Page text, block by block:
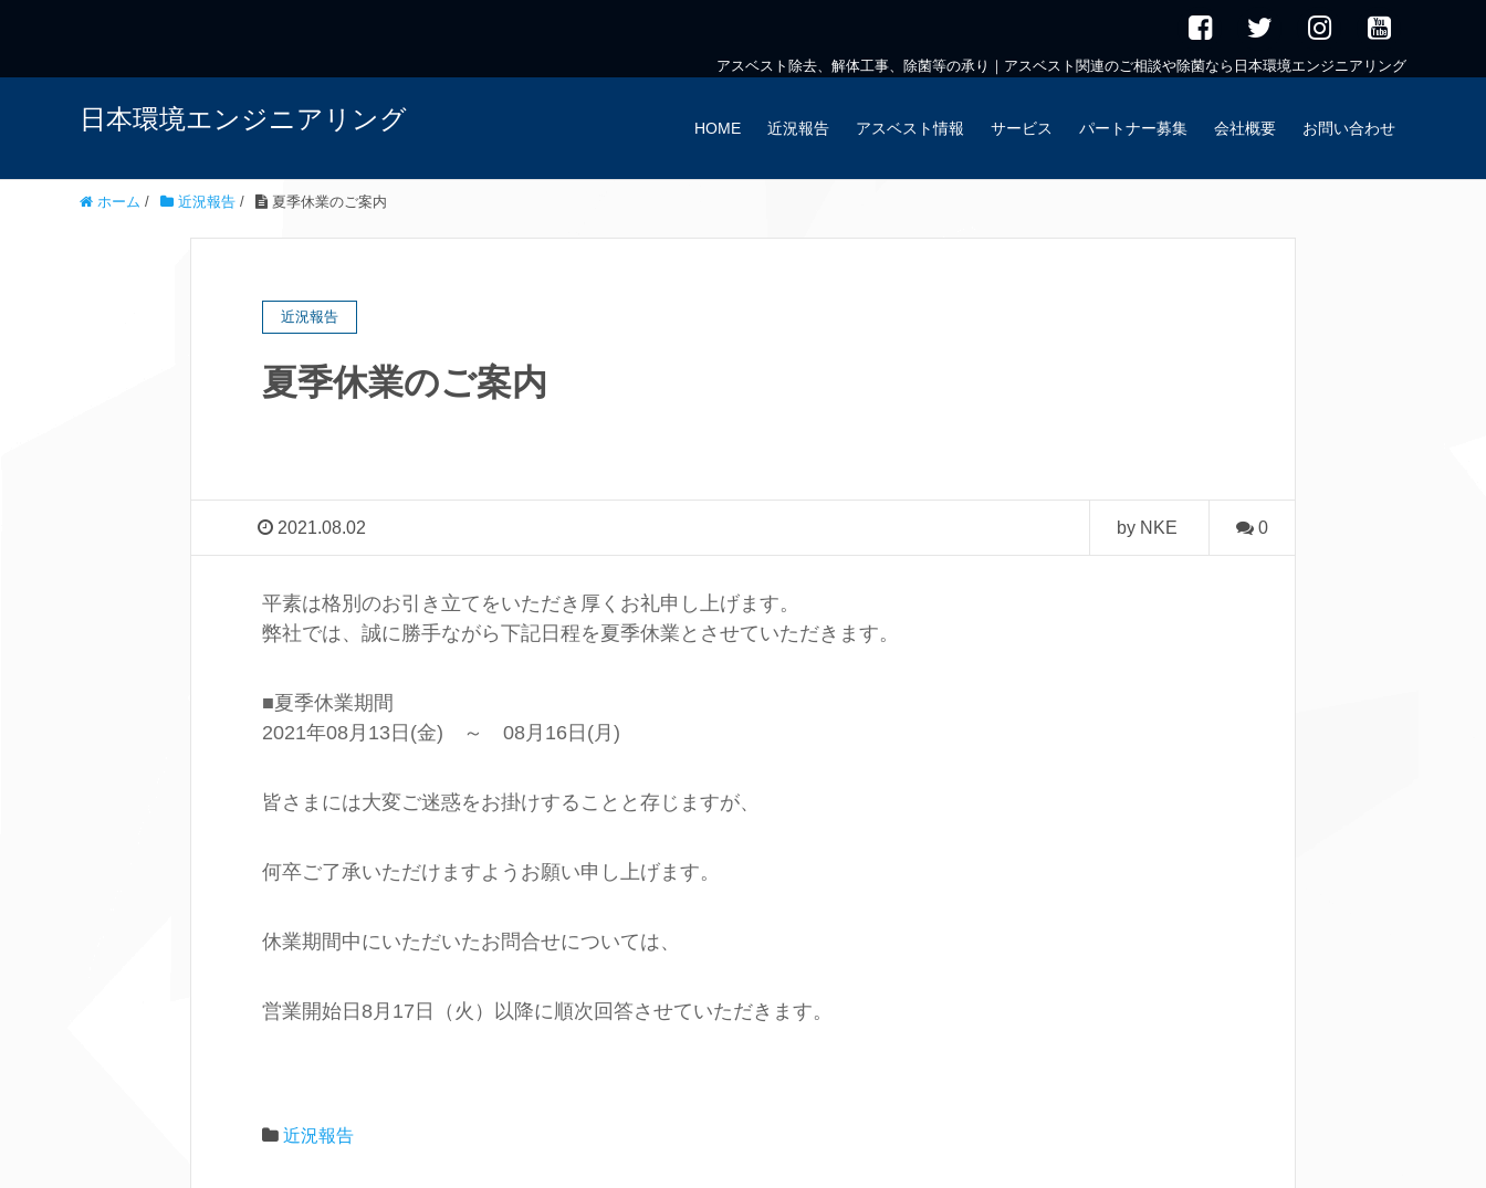
アスベスト除去、解体工事、除菌等の承り｜アスベスト関連のご相談や除菌なら日本環境エンジニアリング
日本環境エンジニアリング HOME 近況報告 アスベスト情報 サービス パートナー募集 会社概要 お問い合わせ
ホーム / 近況報告 / 夏季休業のご案内
近況報告
夏季休業のご案内
2021.08.02 by NKE 0
平素は格別のお引き立てをいただき厚くお礼申し上げます。
弊社では、誠に勝手ながら下記日程を夏季休業とさせていただきます。
■夏季休業期間
2021年08月13日(金) ～ 08月16日(月)
皆さまには大変ご迷惑をお掛けすることと存じますが、
何卒ご了承いただけますようお願い申し上げます。
休業期間中にいただいたお問合せについては、
営業開始日8月17日（火）以降に順次回答させていただきます。
近況報告